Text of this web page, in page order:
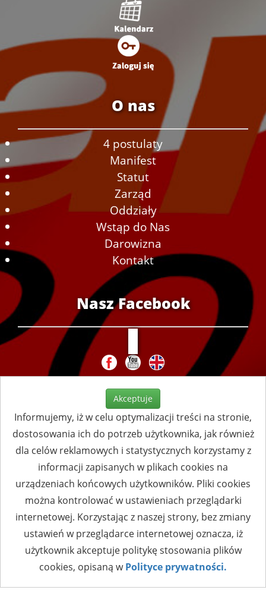
O nas
4 postulaty
Manifest
Statut
Zarząd
Oddziały
Wstąp do Nas
Darowizna
Kontakt
Nasz Facebook
Akceptuje
Informujemy, iż w celu optymalizacji treści na stronie,
dostosowania ich do potrzeb użytkownika, jak również
dla celów reklamowych i statystycznych korzystamy z
informacji zapisanych w plikach cookies na
urządzeniach końcowych użytkowników. Pliki cookies
można kontrolować w ustawieniach przeglądarki
internetowej. Korzystając z naszej strony, bez zmiany
ustawień w przeglądarce internetowej oznacza, iż
użytkownik akceptuje politykę stosowania plików
cookies, opisaną wPolityce prywatności.